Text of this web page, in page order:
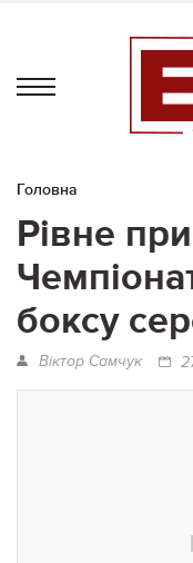
Головна
Рівне
боксу
Віктор Самчук